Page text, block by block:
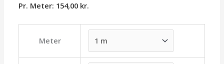
Pr. Meter: 154,00 kr.
Meter